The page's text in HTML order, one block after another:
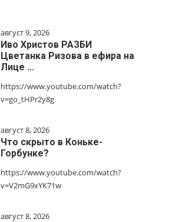
август 9, 2026
Иво Христов РАЗБИ
Цветанка Ризова в ефира на
Лице …
https://www.youtube.com/watch?
v=go_tHPr2y8g
август 8, 2026
Что скрыто в Коньке-
Горбунке?
https://www.youtube.com/watch?
v=V2mG9xYK71w
август 8, 2026